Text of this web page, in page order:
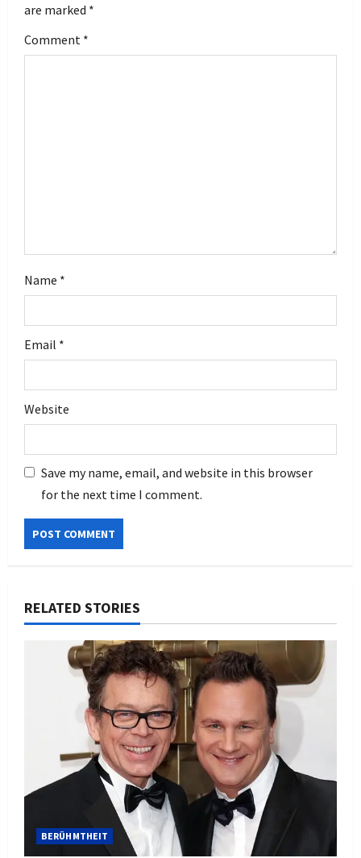
g
a
are marked *
Comment *
Name *
Email *
Website
Save my name, email, and website in this browser
for the next time I comment.
RELATED STORIES
BERÜHMTHEIT